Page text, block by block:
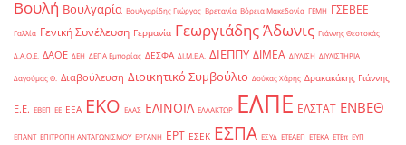
Βουλή Βουλγαρία Βουλγαρίδης Γιώργος Βρετανία Βόρεια Μακεδονία ΓΕΜΗ ΓΣΕΒΕΕ
Γαλλία Γενική Συνέλευση Γερμανία Γεωργιάδης Άδωνις Γιάννης Θεοτοκάς
Δ.Α.Ο.Ε. ΔΑΟΕ ΔΕΗ ΔΕΠΑ Εμπορίας ΔΕΣΦΑ ΔΙ.Μ.Ε.Α. ΔΙΕΠΠΥ ΔΙΜΕΑ ΔΙΥΛΙΣΗ ΔΙΥΛΙΣΤΗΡΙΑ
Δαγούμας Θ. Διαβούλευση Διοικητικό Συμβούλιο Δούκας Χάρης Δρακακάκης Γιάννης
Ε.Ε. ΕΒΕΠ ΕΕ ΕΕΑ ΕΚΟ ΕΛΑΣ ΕΛΙΝΟΙΛ ΕΛΛΑΚΤΩΡ ΕΛΠΕ ΕΛΣΤΑΤ ΕΝΒΕΘ
ΕΠΑΝΤ ΕΠΙΤΡΟΠΗ ΑΝΤΑΓΩΝΙΣΜΟΥ ΕΡΓΑΝΗ ΕΡΤ ΕΣΕΚ ΕΣΠΑ ΕΣΥΔ ΕΤΕΑΕΠ ΕΤΕΚΑ ΕΤΕπ ΕΥΠ